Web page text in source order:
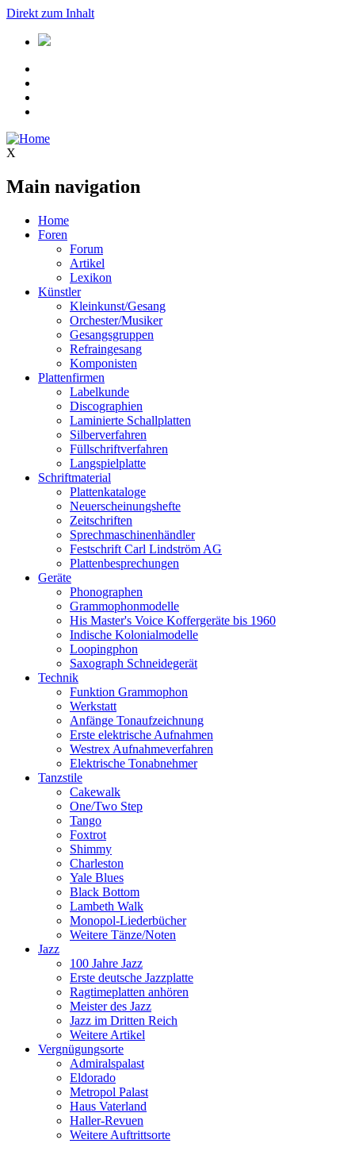
Direkt zum Inhalt
X
Main navigation
Home
Foren
Forum
Artikel
Lexikon
Künstler
Kleinkunst/Gesang
Orchester/Musiker
Gesangsgruppen
Refraingesang
Komponisten
Plattenfirmen
Labelkunde
Discographien
Laminierte Schallplatten
Silberverfahren
Füllschriftverfahren
Langspielplatte
Schriftmaterial
Plattenkataloge
Neuerscheinungshefte
Zeitschriften
Sprechmaschinenhändler
Festschrift Carl Lindström AG
Plattenbesprechungen
Geräte
Phonographen
Grammophonmodelle
His Master's Voice Koffergeräte bis 1960
Indische Kolonialmodelle
Loopingphon
Saxograph Schneidegerät
Technik
Funktion Grammophon
Werkstatt
Anfänge Tonaufzeichnung
Erste elektrische Aufnahmen
Westrex Aufnahmeverfahren
Elektrische Tonabnehmer
Tanzstile
Cakewalk
One/Two Step
Tango
Foxtrot
Shimmy
Charleston
Yale Blues
Black Bottom
Lambeth Walk
Monopol-Liederbücher
Weitere Tänze/Noten
Jazz
100 Jahre Jazz
Erste deutsche Jazzplatte
Ragtimeplatten anhören
Meister des Jazz
Jazz im Dritten Reich
Weitere Artikel
Vergnügungsorte
Admiralspalast
Eldorado
Metropol Palast
Haus Vaterland
Haller-Revuen
Weitere Auftrittsorte